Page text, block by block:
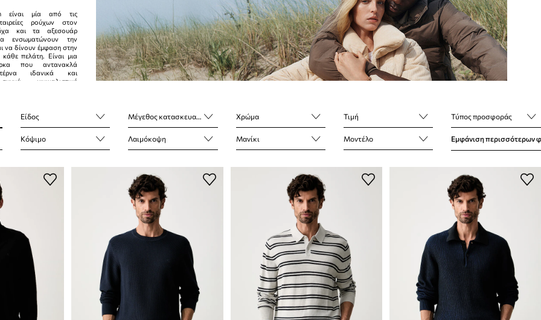
είναι μία από τις
ρούχων στον
και τα αξεσουάρ
ενσωματώνουν την
να δίνουν έμφαση στην
κάθε πελάτη. Είναι μια
που αντανακλά
ιδανικά και
μινιμαλιστική
Είδος Μέγεθος κατασκευαστή Χρώμα Τιμή Τύπος προσφοράς
Κόψιμο Λαιμόκοψη Μανίκι Μοντέλο Εμφάνιση περισσότερων